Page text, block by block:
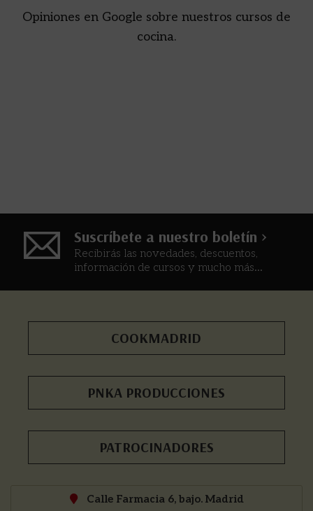
Opiniones en Google sobre nuestros cursos de
cocina.
Suscríbete a nuestro boletín >
Recibirás las novedades, descuentos,
información de cursos y mucho más...
COOKMADRID
PNKA PRODUCCIONES
PATROCINADORES
Calle Farmacia 6, bajo. Madrid